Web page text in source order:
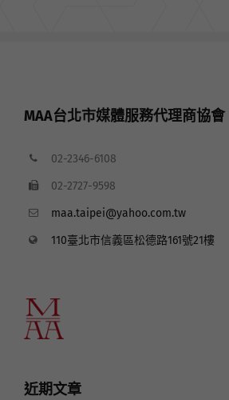
MAA台北市媒體服務代理商協會
02-2346-6108
02-2727-9598
maa.taipei@yahoo.com.tw
110臺北市信義區松德路161號21樓
近期文章